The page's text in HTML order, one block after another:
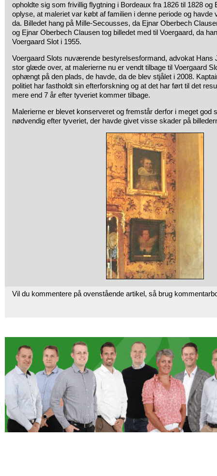
opholdte sig som frivillig flygtning i Bordeaux fra 1826 til 1828 og
oplyse, at maleriet var købt af familien i denne periode og
da. Billedet hang på Mille-Secousses, da Ejnar Oberbech
og Ejnar Oberbech Clausen tog billedet med til Voergaard, da
Voergaard Slot i 1955.
Voergaard Slots nuværende bestyrelsesformand, advokat Hans
stor glæde over, at malerierne nu er vendt tilbage til Voergaard
ophængt på den plads, de havde, da de blev stjålet i 2008.
politiet har fastholdt sin efterforskning og at det har ført til det
mere end 7 år efter tyveriet kommer tilbage.
Malerierne er blevet konserveret og fremstår derfor i meget god
nødvendig efter tyveriet, der havde givet visse skader på
Vil du kommentere på ovenstående artikel, så brug